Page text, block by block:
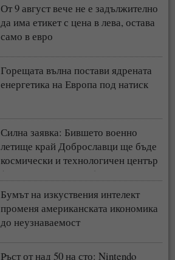
От 9 август вече не е задължително
да има етикет с цена в лева, остава
само в евро
Горещата вълна постави ядрената
енергетика на Европа под натиск
Силна заявка: Бившето военно
летище край Доброславци ще бъде
космически и технологичен център
(СНИМКИ + ВИДЕО)
Бумът на изкуствения интелект
променя американската икономика
до неузнаваемост
Ръст от над 50 на сто: Nintendo